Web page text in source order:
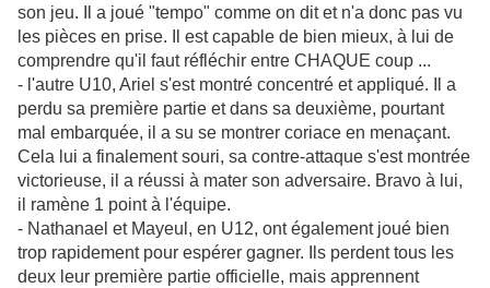
son jeu. Il a joué "tempo" comme on dit et n'a donc pas vu
les pièces en prise. Il est capable de bien mieux, à lui de
comprendre qu'il faut réfléchir entre CHAQUE coup ...
- l'autre U10, Ariel s'est montré concentré et appliqué. Il a
perdu sa première partie et dans sa deuxième, pourtant
mal embarquée, il a su se montrer coriace en menaçant.
Cela lui a finalement souri, sa contre-attaque s'est montrée
victorieuse, il a réussi à mater son adversaire. Bravo à lui,
il ramène 1 point à l'équipe.
- Nathanael et Mayeul, en U12, ont également joué bien
trop rapidement pour espérer gagner. Ils perdent tous les
deux leur première partie officielle, mais apprennent